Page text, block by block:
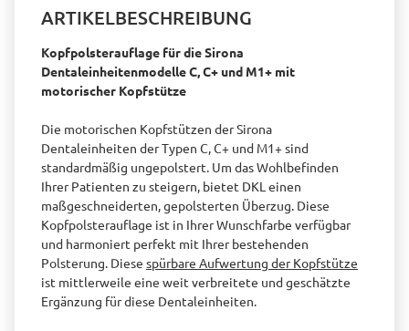
ARTIKELBESCHREIBUNG
Kopfpolsterauflage für die Sirona
Dentaleinheitenmodelle C, C+ und M1+ mit
motorischer Kopfstütze
Die motorischen Kopfstützen der Sirona
Dentaleinheiten der Typen C, C+ und M1+ sind
standardmäßig ungepolstert. Um das Wohlbefinden
Ihrer Patienten zu steigern, bietet DKL einen
maßgeschneiderten, gepolsterten Überzug. Diese
Kopfpolsterauflage ist in Ihrer Wunschfarbe verfügbar
und harmoniert perfekt mit Ihrer bestehenden
Polsterung. Diese spürbare Aufwertung der Kopfstütze
ist mittlerweile eine weit verbreitete und geschätzte
Ergänzung für diese Dentaleinheiten.